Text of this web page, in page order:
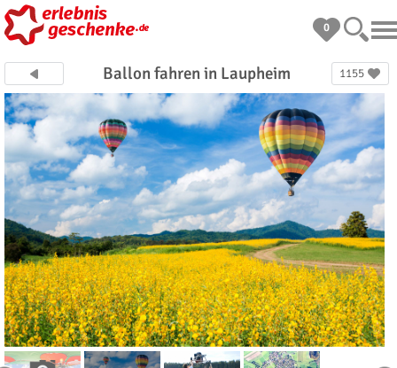
0
Ballon fahren in Laupheim 1155